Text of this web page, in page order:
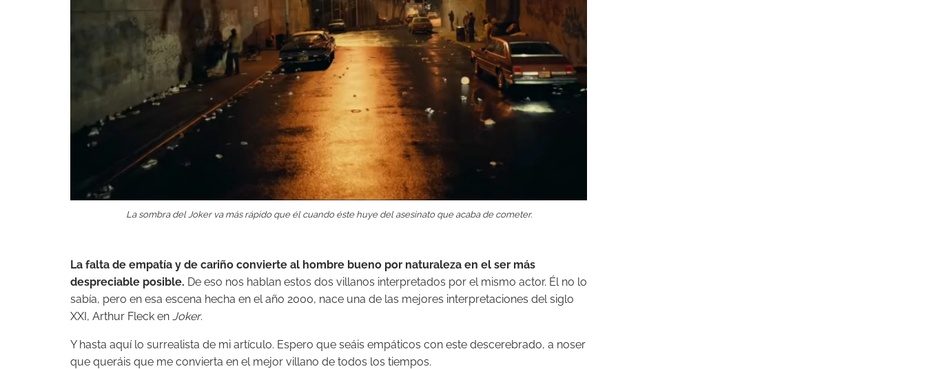
La sombra del Joker va más rápido que él cuando éste huye del asesinato que acaba de cometer.
La falta de empatía y de cariño convierte al hombre bueno por naturaleza en el ser más
despreciable posible. De eso nos hablan estos dos villanos interpretados por el mismo actor. Él no lo
sabía, pero en esa escena hecha en el año 2000, nace una de las mejores interpretaciones del siglo
XXI, Arthur Fleck en Joker.
Y hasta aquí lo surrealista de mi artículo. Espero que seáis empáticos con este descerebrado, a noser
que queráis que me convierta en el mejor villano de todos los tiempos.